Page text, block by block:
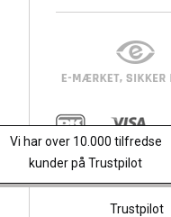
Vi har over 10.000 tilfredse
kunder på Trustpilot
Trustpilot